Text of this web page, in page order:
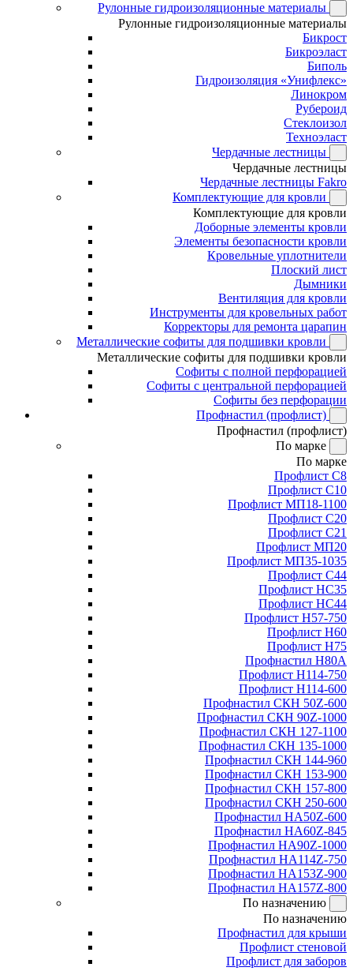
Рулонные гидроизоляционные материалы
Рулонные гидроизоляционные материалы
Бикрост
Бикроэласт
Биполь
Гидроизоляция «Унифлекс»
Линокром
Рубероид
Стеклоизол
Техноэласт
Чердачные лестницы
Чердачные лестницы
Чердачные лестницы Fakro
Комплектующие для кровли
Комплектующие для кровли
Доборные элементы кровли
Элементы безопасности кровли
Кровельные уплотнители
Плоский лист
Дымники
Вентиляция для кровли
Инструменты для кровельных работ
Корректоры для ремонта царапин
Металлические софиты для подшивки кровли
Металлические софиты для подшивки кровли
Софиты с полной перфорацией
Софиты с центральной перфорацией
Софиты без перфорации
Профнастил (профлист)
Профнастил (профлист)
По марке
По марке
Профлист С8
Профлист С10
Профлист МП18-1100
Профлист С20
Профлист С21
Профлист МП20
Профлист МП35-1035
Профлист С44
Профлист НС35
Профлист НС44
Профлист Н57-750
Профлист Н60
Профлист Н75
Профнастил Н80А
Профлист Н114-750
Профлист Н114-600
Профнастил СКН 50Z-600
Профнастил СКН 90Z-1000
Профнастил СКН 127-1100
Профнастил СКН 135-1000
Профнастил СКН 144-960
Профнастил СКН 153-900
Профнастил СКН 157-800
Профнастил СКН 250-600
Профнастил НА50Z-600
Профнастил НА60Z-845
Профнастил НА90Z-1000
Профнастил НА114Z-750
Профнастил НА153Z-900
Профнастил НА157Z-800
По назначению
По назначению
Профнастил для крыши
Профлист стеновой
Профлист для заборов